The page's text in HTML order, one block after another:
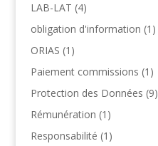
LAB-LAT (4)
obligation d'information (1)
ORIAS (1)
Paiement commissions (1)
Protection des Données (9)
Rémunération (1)
Responsabilité (1)